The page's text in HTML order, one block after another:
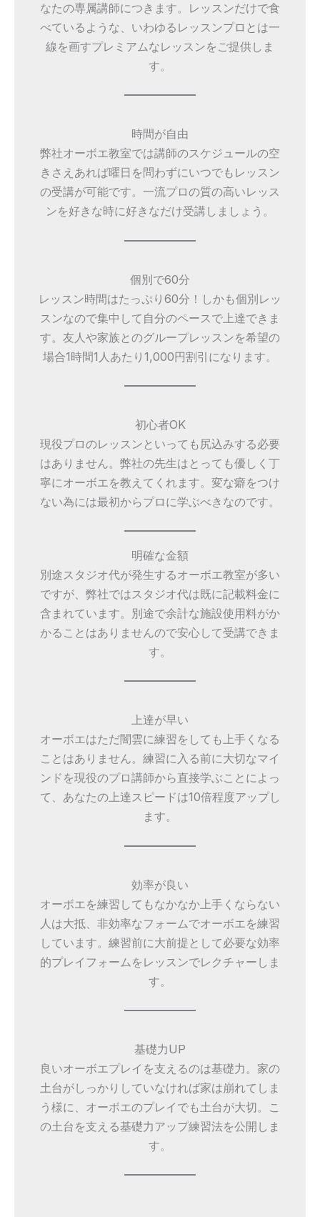
なたの専属講師につきます。レッスンだけで食
べているような、いわゆるレッスンプロとは一
線を画すプレミアムなレッスンをご提供しま
す。
時間が自由
弊社オーボエ教室では講師のスケジュールの空
きさえあれば曜日を問わずにいつでもレッスン
の受講が可能です。一流プロの質の高いレッス
ンを好きな時に好きなだけ受講しましょう。
個別で60分
レッスン時間はたっぷり60分！しかも個別レッ
スンなので集中して自分のペースで上達できま
す。友人や家族とのグループレッスンを希望の
場合1時間1人あたり1,000円割引になります。
初心者OK
現役プロのレッスンといっても尻込みする必要
はありません。弊社の先生はとっても優しく丁
寧にオーボエを教えてくれます。変な癖をつけ
ない為には最初からプロに学ぶべきなのです。
明確な金額
別途スタジオ代が発生するオーボエ教室が多い
ですが、弊社ではスタジオ代は既に記載料金に
含まれています。別途で余計な施設使用料がか
かることはありませんので安心して受講できま
す。
上達が早い
オーボエはただ闇雲に練習をしても上手くなる
ことはありません。練習に入る前に大切なマイ
ンドを現役のプロ講師から直接学ぶことによっ
て、あなたの上達スピードは10倍程度アップし
ます。
効率が良い
オーボエを練習してもなかなか上手くならない
人は大抵、非効率なフォームでオーボエを練習
しています。練習前に大前提として必要な効率
的プレイフォームをレッスンでレクチャーしま
す。
基礎力UP
良いオーボエプレイを支えるのは基礎力。家の
土台がしっかりしていなければ家は崩れてしま
う様に、オーボエのプレイでも土台が大切。こ
の土台を支える基礎力アップ練習法を公開しま
す。